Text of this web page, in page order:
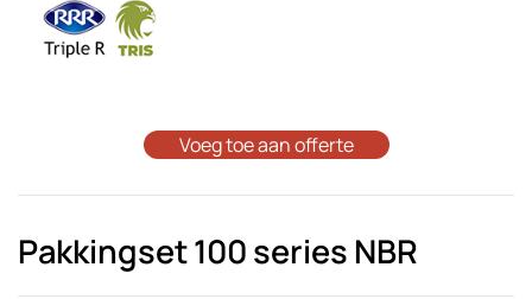
Voeg toe aan offerte
Pakkingset 100 series NBR